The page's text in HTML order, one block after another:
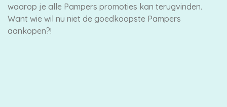
waarop je alle Pampers promoties kan terugvinden.
Want wie wil nu niet de goedkoopste Pampers
aankopen?!